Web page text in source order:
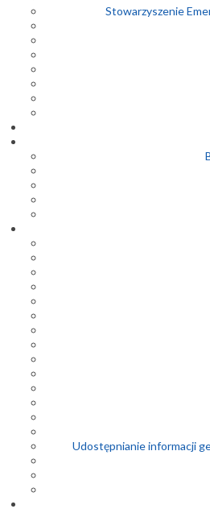
Stowarzyszenie
Udostępnianie informacji